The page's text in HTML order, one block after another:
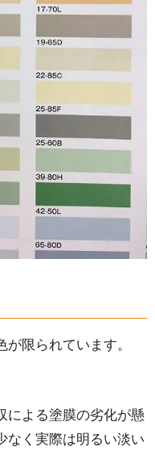
限られています。
による塗膜の劣化が懸
なく実際は明るい淡い